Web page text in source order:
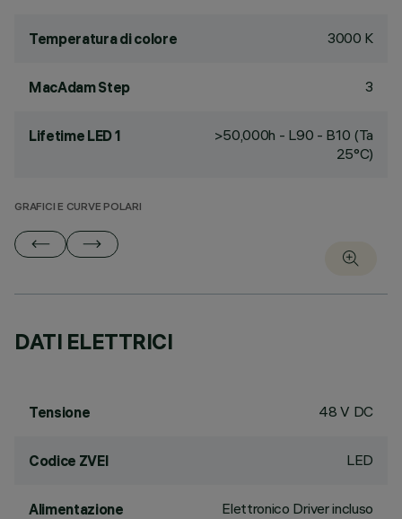
Temperatura di colore 3000 K
MacAdam Step 3
Lifetime LED 1
>50,000h - L90 - B10 (Ta
25°C)
GRAFICI E CURVE POLARI
DATI ELETTRICI
Tensione 48 V DC
Codice ZVEI LED
Alimentazione Elettronico Driver incluso